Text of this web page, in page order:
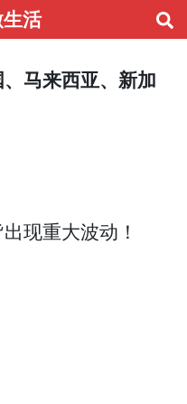
活
马来西亚、新加
现重大波动！